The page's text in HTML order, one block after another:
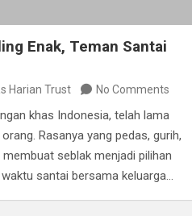
Enak, Teman Santai
Harian Trust No Comments
khas Indonesia, telah lama
Rasanya yang pedas, gurih,
seblak menjadi pilihan
santai bersama keluarga…